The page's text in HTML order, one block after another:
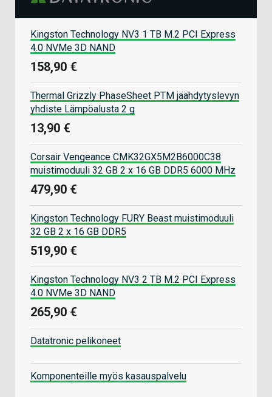
Kingston Technology NV3 1 TB M.2 PCI Express
4.0 NVMe 3D NAND
158,90 €
Thermal Grizzly PhaseSheet PTM jäähdytyslevyn
yhdiste Lämpöalusta 2 g
13,90 €
Corsair Vengeance CMK32GX5M2B6000C38
muistimoduuli 32 GB 2 x 16 GB DDR5 6000 MHz
479,90 €
Kingston Technology FURY Beast muistimoduuli
32 GB 2 x 16 GB DDR5
519,90 €
Kingston Technology NV3 2 TB M.2 PCI Express
4.0 NVMe 3D NAND
265,90 €
Datatronic pelikoneet
Komponenteille myös kasauspalvelu